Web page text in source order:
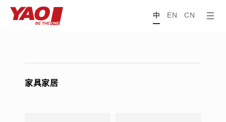
中 EN CN
家具家居